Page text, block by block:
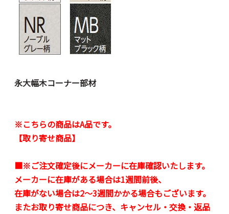
永大幅木コーナー部材
※こちらの商品はA品です。
【取り寄せ商品】
■※ご注文確定後にメーカーに在庫確認いたします。
メーカーに在庫がある場合は1週間前後、
在庫がない場合は2～3週間かかる場合もございます。
またお取り寄せ商品につき、キャンセル・交換・返品